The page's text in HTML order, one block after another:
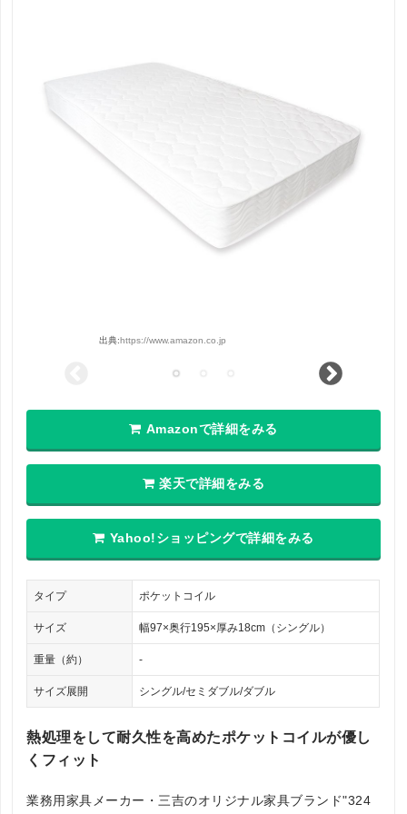
出典:https://www.amazon.co.jp
Amazonで詳細をみる
楽天で詳細をみる
Yahoo!ショッピングで詳細をみる
タイプ ポケットコイル
サイズ 幅97×奥行195×厚み18cm（シングル）
重量（約） -
サイズ展開 シングル/セミダブル/ダブル
熱処理をして耐久性を高めたポケットコイルが優し
くフィット
業務用家具メーカー・三吉のオリジナル家具ブランド"324